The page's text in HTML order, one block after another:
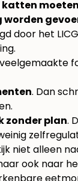
katten
door het
.
. Dan
zonder plan.
niet alleen
ook naar